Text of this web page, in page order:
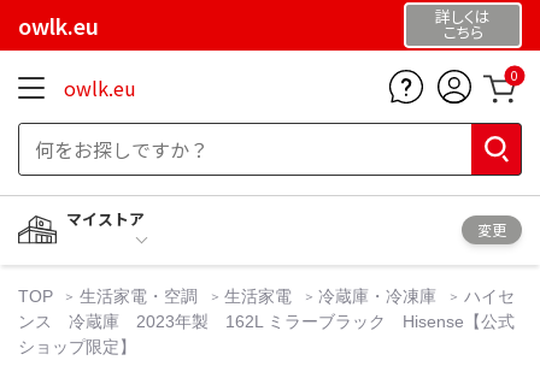
owlk.eu 詳しくは
こちら
owlk.eu 0
マイストア
変更
TOP 生活家電・空調 生活家電 冷蔵庫・冷凍庫
ハイセ
ンス 冷蔵庫 2023年製 162L ミラーブラック Hisense【公式
ショップ限定】